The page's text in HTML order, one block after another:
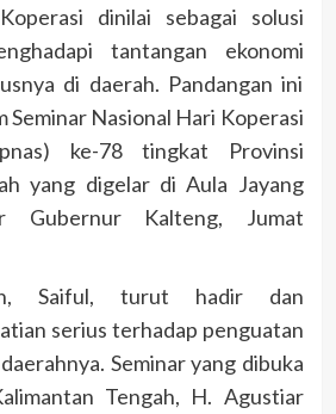
dinilai sebagai solusi
tantangan ekonomi
di daerah. Pandangan ini
Seminar Nasional Hari Koperasi
ke-78 tingkat Provinsi
yang digelar di Aula Jayang
Gubernur Kalteng, Jumat
Saiful, turut hadir dan
serius terhadap penguatan
Seminar yang dibuka
Tengah, H. Agustiar